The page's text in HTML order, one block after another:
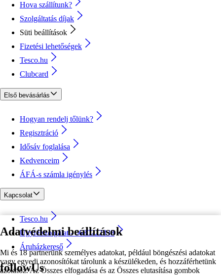
Adatvédelmi beállítások
Mi és 18 partnerünk személyes adatokat, például böngészési adatokat
vagy egyedi azonosítókat tárolunk a készülékeden, és hozzáférhetünk
azokhoz. Az Összes elfogadása és az Összes elutasítása gombok
Hova szállítunk?
Szolgáltatás díjak
Süti beállítások
Fizetési lehetőségek
Tesco.hu
Clubcard
Első bevásárlás
Hogyan rendelj tőlünk?
Regisztráció
Idősáv foglalása
Kedvenceim
ÁFÁ-s számla igénylés
Kapcsolat
Tesco.hu
Ügyfélszolgálat - 0680222333
Áruházkereső
followUs